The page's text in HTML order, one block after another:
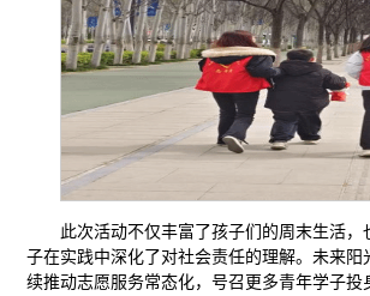
此次活动不仅丰富了孩子们的周末生活，
子在实践中深化了对社会责任的理解。未来阳
续推动志愿服务常态化，号召更多青年学子投